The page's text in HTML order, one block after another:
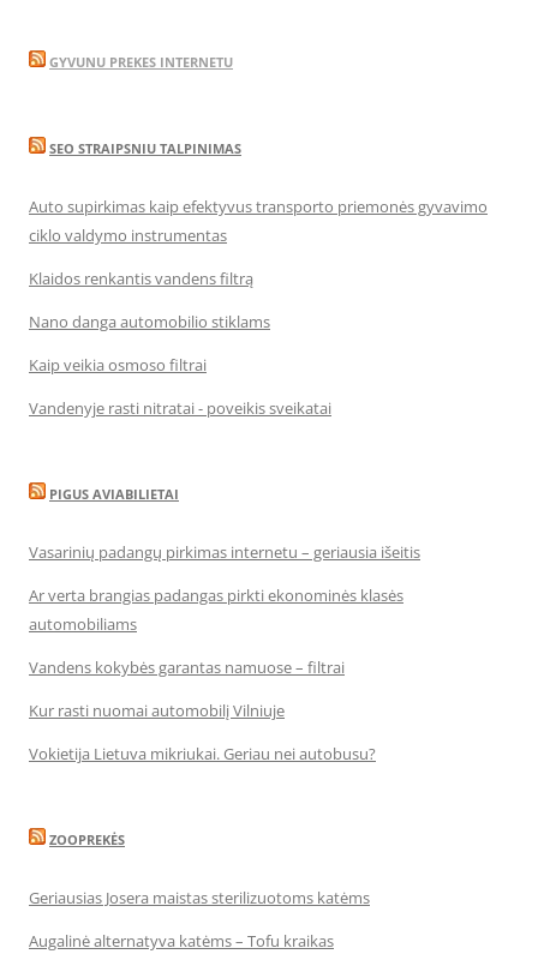
GYVUNU PREKES INTERNETU
SEO STRAIPSNIU TALPINIMAS
Auto supirkimas kaip efektyvus transporto priemonės gyvavimo
ciklo valdymo instrumentas
Klaidos renkantis vandens filtrą
Nano danga automobilio stiklams
Kaip veikia osmoso filtrai
Vandenyje rasti nitratai - poveikis sveikatai
PIGUS AVIABILIETAI
Vasarinių padangų pirkimas internetu – geriausia išeitis
Ar verta brangias padangas pirkti ekonominės klasės
automobiliams
Vandens kokybės garantas namuose – filtrai
Kur rasti nuomai automobilį Vilniuje
Vokietija Lietuva mikriukai. Geriau nei autobusu?
ZOOPREKĖS
Geriausias Josera maistas sterilizuotoms katėms
Augalinė alternatyva katėms – Tofu kraikas